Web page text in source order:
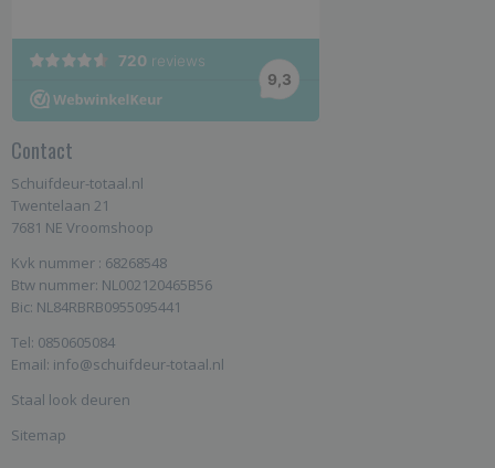
Contact
Schuifdeur-totaal.nl
Twentelaan 21
7681 NE Vroomshoop
Kvk nummer : 68268548
Btw nummer: NL002120465B56
Bic: NL84RBRB0955095441
Tel: 0850605084
Email: info@schuifdeur-totaal.nl
Staal look deuren
Sitemap